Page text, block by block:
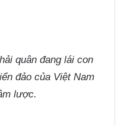
quân đang lái con
đảo của Việt Nam
lược.